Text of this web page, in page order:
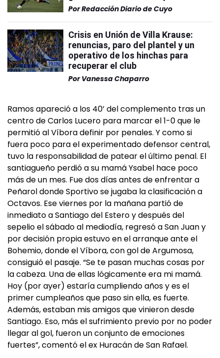
PorRedacción Diario de Cuyo
Crisis en Unión de Villa Krause:
renuncias, paro del plantel y un
operativo de los hinchas para
recuperar el club
Por Vanessa Chaparro
Ramos apareció a los 40’ del complemento tras un
centro de Carlos Lucero para marcar el 1-0 que le
permitió al Víbora definir por penales. Y como si
fuera poco para el experimentado defensor central,
tuvo la responsabilidad de patear el último penal. El
santiagueño perdió a su mamá Ysabel hace poco
más de un mes. Fue dos días antes de enfrentar a
Peñarol donde Sportivo se jugaba la clasificación a
Octavos. Ese viernes por la mañana partió de
inmediato a Santiago del Estero y después del
sepelio el sábado al mediodía, regresó a San Juan y
por decisión propia estuvo en el arranque ante el
Bohemio, donde el Víbora, con gol de Argumosa,
consiguió el pasaje. “Se te pasan muchas cosas por
la cabeza. Una de ellas lógicamente era mi mamá.
Hoy (por ayer) estaría cumpliendo años y es el
primer cumpleaños que paso sin ella, es fuerte.
Además, estaban mis amigos que vinieron desde
Santiago. Eso, más el sufrimiento previo por no poder
llegar al gol, fueron un conjunto de emociones
fuertes”, comentó el ex Huracán de San Rafael.